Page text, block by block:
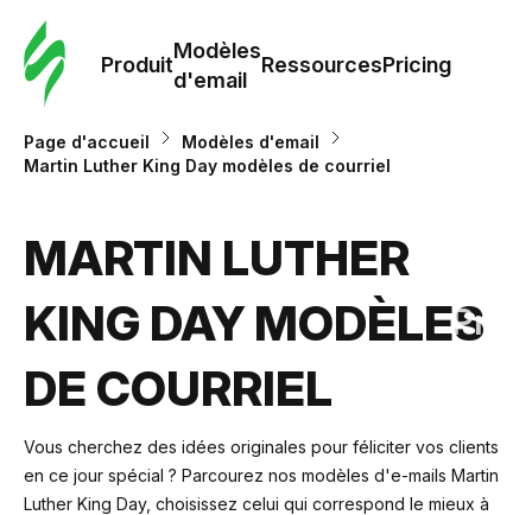
Produit
Modèles
d'email
RessourcesPricing
Page d'accueil
Modèles d'email
Martin Luther King Day modèles de courriel
MARTIN LUTHER
KING DAY MODÈLES
DE COURRIEL
Vous cherchez des idées originales pour féliciter vos clients
en ce jour spécial ? Parcourez nos modèles d'e-mails Martin
Luther King Day, choisissez celui qui correspond le mieux à